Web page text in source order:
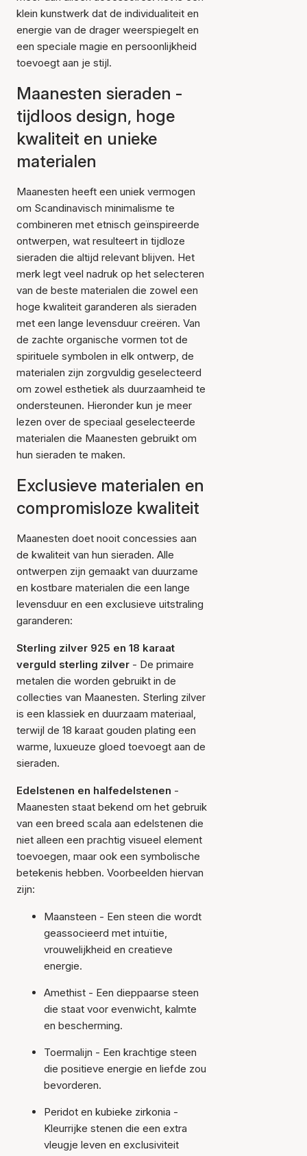
klein kunstwerk dat de individualiteit en
energie van de drager weerspiegelt en
een speciale magie en persoonlijkheid
toevoegt aan je stijl.
Maanesten sieraden -
tijdloos design, hoge
kwaliteit en unieke
materialen
Maanesten heeft een uniek vermogen
om Scandinavisch minimalisme te
combineren met etnisch geïnspireerde
ontwerpen, wat resulteert in tijdloze
sieraden die altijd relevant blijven. Het
merk legt veel nadruk op het selecteren
van de beste materialen die zowel een
hoge kwaliteit garanderen als sieraden
met een lange levensduur creëren. Van
de zachte organische vormen tot de
spirituele symbolen in elk ontwerp, de
materialen zijn zorgvuldig geselecteerd
om zowel esthetiek als duurzaamheid te
ondersteunen. Hieronder kun je meer
lezen over de speciaal geselecteerde
materialen die Maanesten gebruikt om
hun sieraden te maken.
Exclusieve materialen en
compromisloze kwaliteit
Maanesten doet nooit concessies aan
de kwaliteit van hun sieraden. Alle
ontwerpen zijn gemaakt van duurzame
en kostbare materialen die een lange
levensduur en een exclusieve uitstraling
garanderen:
Sterling zilver 925 en 18 karaat
verguld sterling zilver - De primaire
metalen die worden gebruikt in de
collecties van Maanesten. Sterling zilver
is een klassiek en duurzaam materiaal,
terwijl de 18 karaat gouden plating een
warme, luxueuze gloed toevoegt aan de
sieraden.
Edelstenen en halfedelstenen -
Maanesten staat bekend om het gebruik
van een breed scala aan edelstenen die
niet alleen een prachtig visueel element
toevoegen, maar ook een symbolische
betekenis hebben. Voorbeelden hiervan
zijn:
Maansteen - Een steen die wordt
geassocieerd met intuïtie,
vrouwelijkheid en creatieve
energie.
Amethist - Een dieppaarse steen
die staat voor evenwicht, kalmte
en bescherming.
Toermalijn - Een krachtige steen
die positieve energie en liefde zou
bevorderen.
Peridot en kubieke zirkonia -
Kleurrijke stenen die een extra
vleugje leven en exclusiviteit